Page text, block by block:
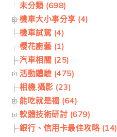
未分類 (698)
機車大小事分享 (4)
機車試駕 (4)
櫻花廚藝 (1)
汽車相關 (25)
活動體驗 (475)
相機.攝影 (23)
能吃就是福 (64)
軟體技術研討 (679)
銀行、信用卡最佳攻略 (14)